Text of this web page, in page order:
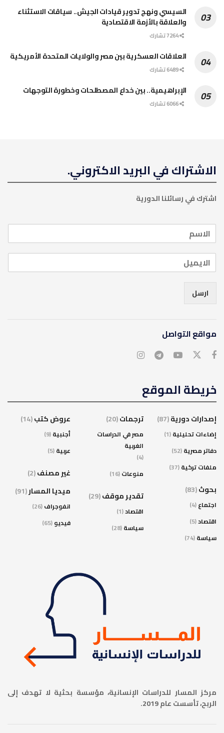
السيسي ونهج تدوير قيادات الجيش.. سياقات الاستثناء
والعلاقة بالأزمة الاقتصادية
العلاقات العسكرية بين مصر والولايات المتحدة الأمريكية
الإبراهيمية.. بين خداع المصطلحات وخطورة التوجهات
الاشتراك في البريد الاكتروني.
اشترك في رسائلنا الدورية
ارسل
مواقع التواصل
خريطة الموقع
إصدارات دورية(87)
إضاءات تحليلية(1)
دفاتر مصرية(52)
ملفات تركية(37)
بحوث(83)
اجتماع(4)
اقتصاد(5)
سياسة(74)
ترجمات(20)
مصر في الدراسات
الغربية
(4)
منوعات(16)
تقدير موقف(29)
اقتصاد(1)
سياسة(28)
عروض كتب(14)
أجنبية(9)
عربية(5)
غير مصنف(2)
ميديا المسار(91)
انفوجراف(26)
فيديو(65)
مركز المسار للدراسات الإنسانية، مؤسسة بحثية لا تهدف إلى
الربح، تأسست عام 2019.